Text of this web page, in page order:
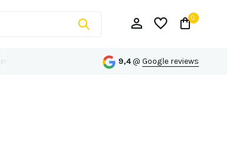
0
van Echt Persoonlijk advies op maat
9,4@ Google reviews